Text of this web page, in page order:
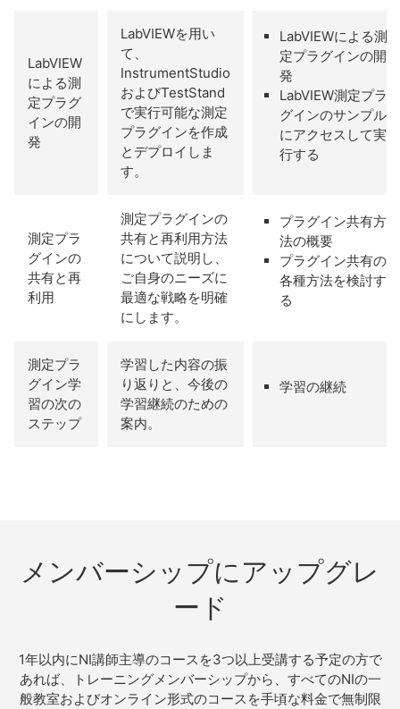
LabVIEW
による測
定プラグ
インの開
発
LabVIEWを用い
て、
InstrumentStudio
およびTestStand
で実行可能な測定
プラグインを作成
とデプロイしま
す。
LabVIEWによる測
定プラグインの開
発
LabVIEW測定プラ
グインのサンプル
にアクセスして実
行する
測定プラ
グインの
共有と再
利用
測定プラグインの
共有と再利用方法
について説明し、
ご自身のニーズに
最適な戦略を明確
にします。
プラグイン共有方
法の概要
プラグイン共有の
各種方法を検討す
る
測定プラ
グイン学
習の次の
ステップ
学習した内容の振
り返りと、今後の
学習継続のための
案内。
学習の継続
メンバーシップに アップグレ
ード
1年以内にNI講師主導のコースを3つ以上受講する予定の方で
あれば、トレーニングメンバーシップから、すべてのNIの一
般教室およびオンライン形式のコースを手頃な料金で無制限